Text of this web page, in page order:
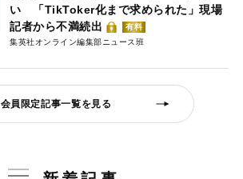
い 「TikToker化まで求められた」現場
記者から不満続出
有料
集英社オンライン編集部ニュース班
会員限定記事一覧を見る